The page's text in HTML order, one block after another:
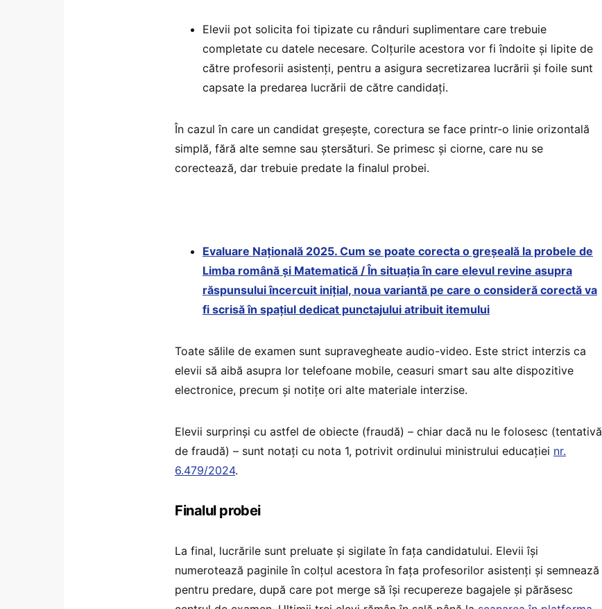
Elevii pot solicita foi tipizate cu rânduri suplimentare care trebuie
completate cu datele necesare. Colțurile acestora vor fi îndoite și lipite de
către profesorii asistenți, pentru a asigura secretizarea lucrării și foile sunt
capsate la predarea lucrării de către candidați.
În cazul în care un candidat greșește, corectura se face printr-o linie orizontală
simplă, fără alte semne sau ștersături. Se primesc și ciorne, care nu se
corectează, dar trebuie predate la finalul probei.
Evaluare Națională 2025. Cum se poate corecta o greșeală la probele de
Limba română și Matematică / În situația în care elevul revine asupra
răspunsului încercuit inițial, noua variantă pe care o consideră corectă va
fi scrisă în spațiul dedicat punctajului atribuit itemului
Toate sălile de examen sunt supravegheate audio-video. Este strict interzis ca
elevii să aibă asupra lor telefoane mobile, ceasuri smart sau alte dispozitive
electronice, precum și notițe ori alte materiale interzise.
Elevii surprinși cu astfel de obiecte (fraudă) – chiar dacă nu le folosesc (tentativă
de fraudă) – sunt notați cu nota 1, potrivit ordinului ministrului educației nr.
6.479/2024.
Finalul probei
La final, lucrările sunt preluate și sigilate în fața candidatului. Elevii își
numerotează paginile în colțul acestora în fața profesorilor asistenți și semnează
pentru predare, după care pot merge să își recupereze bagajele și părăsesc